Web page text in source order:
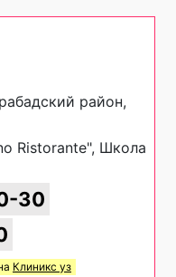
район,
Ristorante", Школа
30
Клиникс уз